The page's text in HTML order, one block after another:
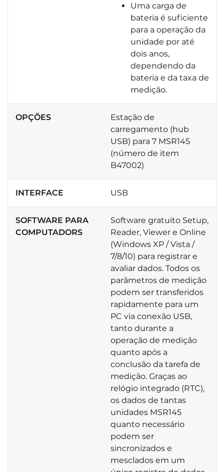
Uma carga de
bateria é suficiente
para a operação da
unidade por até
dois anos,
dependendo da
bateria e da taxa de
medição.
OPÇÕES
Estação de
carregamento (hub
USB) para 7 MSR145
(número de item
B47002)
INTERFACE USB
SOFTWARE PARA
COMPUTADORS
Software gratuito Setup,
Reader, Viewer e Online
(Windows XP / Vista /
7/8/10) para registrar e
avaliar dados. Todos os
parâmetros de medição
podem ser transferidos
rapidamente para um
PC via conexão USB,
tanto durante a
operação de medição
quanto após a
conclusão da tarefa de
medição. Graças ao
relógio integrado (RTC),
os dados de tantas
unidades MSR145
quanto necessário
podem ser
sincronizados e
mesclados em um